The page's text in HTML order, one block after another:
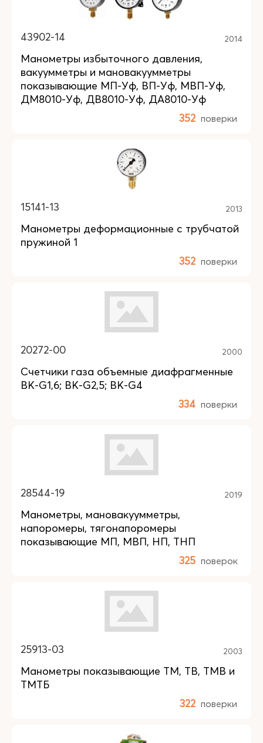
43902-14 2014
Манометры избыточного давления,
вакуумметры и мановакуумметры
показывающие МП-Уф, ВП-Уф, МВП-Уф,
ДМ8010-Уф, ДВ8010-Уф, ДА8010-Уф
352 поверки
15141-13 2013
Манометры деформационные с трубчатой
пружиной 1
352 поверки
20272-00 2000
Счетчики газа объемные диафрагменные
BK-G1,6; BK-G2,5; BK-G4
334 поверки
28544-19 2019
Манометры, мановакуумметры,
напоромеры, тягонапоромеры
показывающие МП, МВП, НП, ТНП
325 поверок
25913-03 2003
Манометры показывающие ТМ, ТВ, TMB и
ТМТБ
322 поверки